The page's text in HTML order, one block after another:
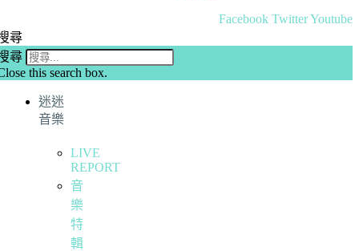
Facebook TwitterYoutube
尋
尋
this search box.
迷迷
音樂
LIVE
REPORT
音
樂
特
輯